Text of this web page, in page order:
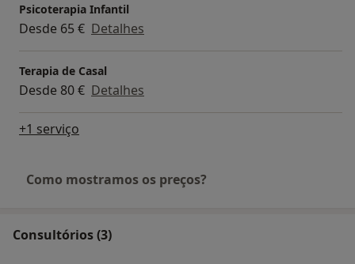
Psicoterapia Infantil
Desde 65 € Detalhes
Terapia de Casal
Desde 80 € Detalhes
+1 serviço
Como mostramos os preços?
Consultórios (3)